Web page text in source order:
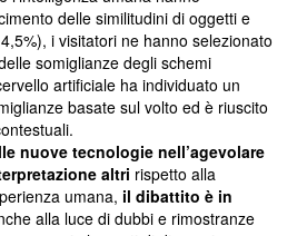
delle similitudini di oggetti e
i visitatori ne hanno selezionato
somiglianze degli schemi
artificiale ha individuato un
basate sul volto ed è riuscito
nuove tecnologie nell’agevolare
altri rispetto alla
umana, il dibattito è in
alla luce di dubbi e rimostranze